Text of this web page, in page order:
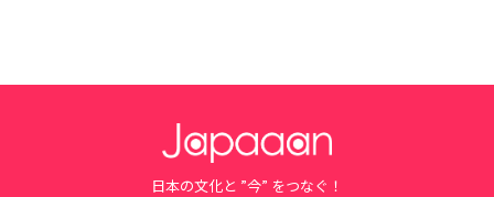
日本の文化と ”今” をつなぐ！